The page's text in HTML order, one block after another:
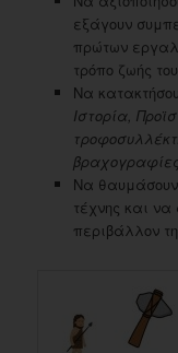
εξάγουν
πρώτων
τρόπο ζωής
Να
Ιστορία,
βραχογραφίες
Να
τέχνης και
περιβάλλον